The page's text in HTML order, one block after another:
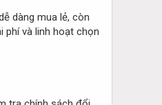
dàng mua lẻ, còn
phí và linh hoạt chọn